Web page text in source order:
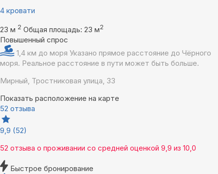
4 кровати
23 м 2 Общая площадь: 23 м2
Повышенный спрос
1,4 км до моря Указано прямое расстояние до Чёрного
моря. Реальное расстояние в пути может быть больше.
Мирный, Тростниковая улица, 33
Показать расположение на карте
52 отзыва
9,9 (52)
52 отзыва о проживании со средней оценкой 9,9 из 10,0
Быстрое бронирование